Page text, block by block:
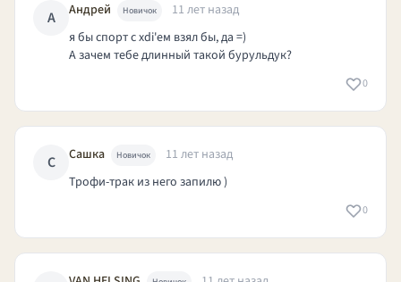
А Андрей Новичок
11 лет назад
я бы спорт с xdi'ем взял бы, да =)
А зачем тебе длинный такой бурульдук?
0
С Сашка Новичок
11 лет назад
Трофи-трак из него запилю )
0